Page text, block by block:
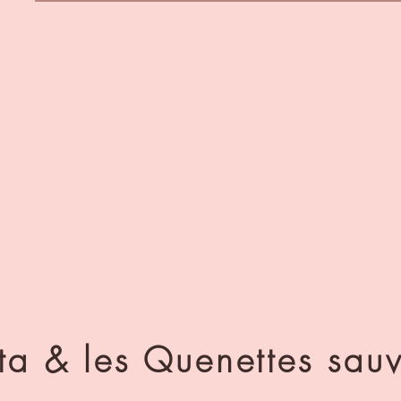
& les Quenettes